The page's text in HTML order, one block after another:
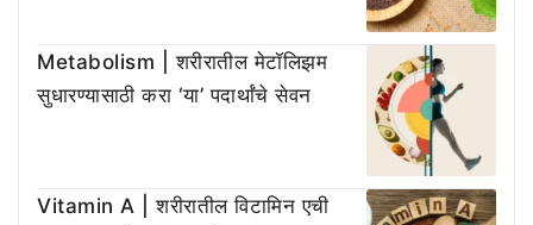
Metabolism | शरीरातील मेटॉलिझम
सुधारण्यासाठी करा ‘या’ पदार्थांचे सेवन
Vitamin A | शरीरातील विटामिन एची